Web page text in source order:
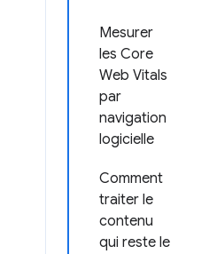
Mesurer
les Core
Web Vitals
par
navigation
logicielle
Comment
traiter le
contenu
qui reste le